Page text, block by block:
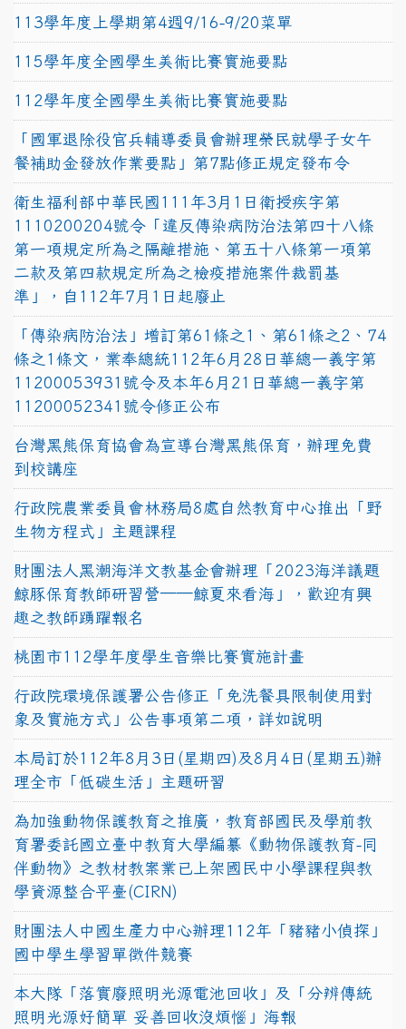
113學年度上學期第4週9/16-9/20菜單
115學年度全國學生美術比賽實施要點
112學年度全國學生美術比賽實施要點
「國軍退除役官兵輔導委員會辦理榮民就學子女午
餐補助金發放作業要點」第7點修正規定發布令
衛生福利部中華民國111年3月1日衛授疾字第
1110200204號令「違反傳染病防治法第四十八條
第一項規定所為之隔離措施、第五十八條第一項第
二款及第四款規定所為之檢疫措施案件裁罰基
準」，自112年7月1日起廢止
「傳染病防治法」增訂第61條之1、第61條之2、74
條之1條文，業奉總統112年6月28日華總一義字第
11200053931號令及本年6月21日華總一義字第
11200052341號令修正公布
台灣黑熊保育協會為宣導台灣黑熊保育，辦理免費
到校講座
行政院農業委員會林務局8處自然教育中心推出「野
生物方程式」主題課程
財團法人黑潮海洋文教基金會辦理「2023海洋議題
鯨豚保育教師研習營──鯨夏來看海」，歡迎有興
趣之教師踴躍報名
桃園市112學年度學生音樂比賽實施計畫
行政院環境保護署公告修正「免洗餐具限制使用對
象及實施方式」公告事項第二項，詳如說明
本局訂於112年8月3日(星期四)及8月4日(星期五)辦
理全市「低碳生活」主題研習
為加強動物保護教育之推廣，教育部國民及學前教
育署委託國立臺中教育大學編纂《動物保護教育-同
伴動物》之教材教案業已上架國民中小學課程與教
學資源整合平臺(CIRN)
財團法人中國生產力中心辦理112年「豬豬小偵探」
國中學生學習單徵件競賽
本大隊「落實廢照明光源電池回收」及「分辨傳統
照明光源好簡單 妥善回收沒煩惱」海報